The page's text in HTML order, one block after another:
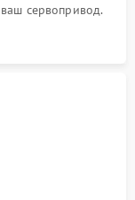
сервопривод.